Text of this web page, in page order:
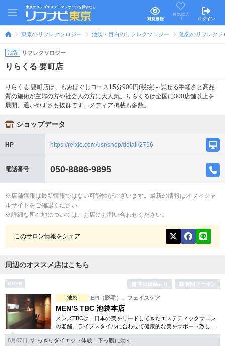
東京のメンズエステ・マッサージを探すなら
閲覧履歴
お気に入
り
ログイン
東京のリフレクソロジー 池袋・目白のリフレクソロジー 池袋のリフレクソ
池袋 リフレクソロジー
りらくる 要町店
りらくる 要町店は、もみほぐしコース15分900円(税抜)～試せる手軽さと高品
質の施術が主婦の方や社会人の方に大人気。りらくるは全国に300店舗以上を
展開、通いやすさも抜群です。メディア掲載も多数。
ショップデータ
HP https://relxle.com/usr/shop/detail/2756
電話番号 050-8886-9895
※店舗情報は最新情報ではない可能性がございます。最新の情報はオフィシャ
ルサイトをご確認ください。
※詳細な所在地については、お店にお問い合わせください。
このサロン情報をシェア
周辺のオススメ店はこちら
OPEN 本日出勤あり 割引クーポン
池袋 EPI（脱毛）、フェイスケア
MEN’S TBC 池袋本店
メンズTBCは、日本の美をリードしてきたエステティックサロン
の老舗。ライフスタイルに合わせて健康的な美をサポート致しま
す。カラダ・顔脱毛、フェイシャルケア、引き締め等お得な体験
コースもご用意しています。
8月07日 す っきりダイエット体験！下っ腹に効く!